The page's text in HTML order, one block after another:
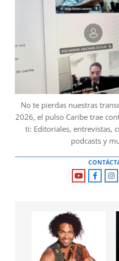
No te pierdas nuestras
2026, el pulso Caribe trae
ti: Editoriales, entrevistas,
podcasts y